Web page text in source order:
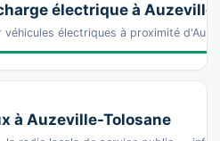
électrique à
véhicules électriques à proximité
à Auzeville-Tolosane